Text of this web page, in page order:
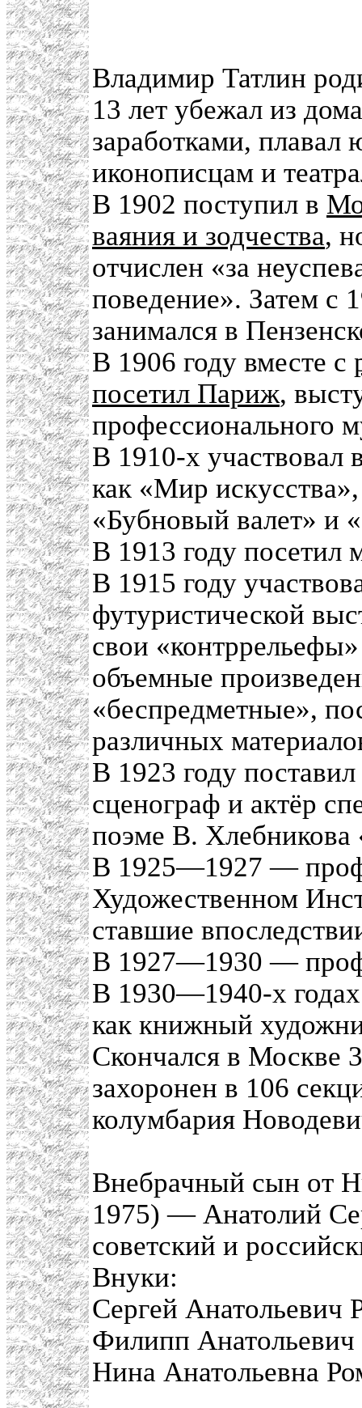
Владимир Татлин
13 лет убежал из
заработками,
иконописцам и
В 1902 поступил в
ваяния и зодчества,
отчислен «за
поведение». Затем с
занимался в
В 1906 году вместе с
посетил Париж,
профессионального
В 1910-х участвовал
как «Мир
«Бубновый валет» и
В 1913 году посетил
В 1915 году
футуристической
свои
объемные
«беспредметные»,
различных
В 1923 году
сценограф и актёр
поэме В. Хлебникова
В 1925—1927 —
Художественном
ставшие
В 1927—1930 —
В 1930—1940-х
как книжный
Скончался в Москве
захоронен в 106
колумбария
Внебрачный сын от
1975) — Анатолий
советский и
Внуки:
Сергей Анатольевич
Филипп Анатольевич
Нина Анатольевна